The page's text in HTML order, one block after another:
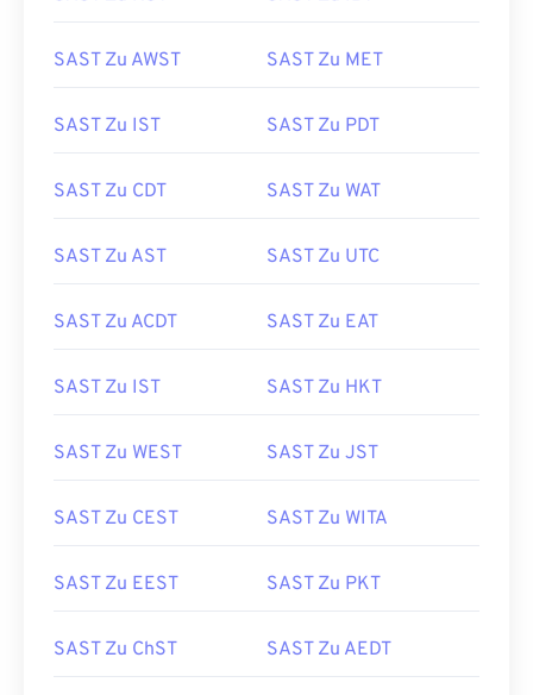
SAST Zu AWST SAST Zu MET
SAST Zu IST SAST Zu PDT
SAST Zu CDT SAST Zu WAT
SAST Zu AST SAST Zu UTC
SAST Zu ACDT SAST Zu EAT
SAST Zu IST SAST Zu HKT
SAST Zu WEST SAST Zu JST
SAST Zu CEST SAST Zu WITA
SAST Zu EEST SAST Zu PKT
SAST Zu ChST SAST Zu AEDT